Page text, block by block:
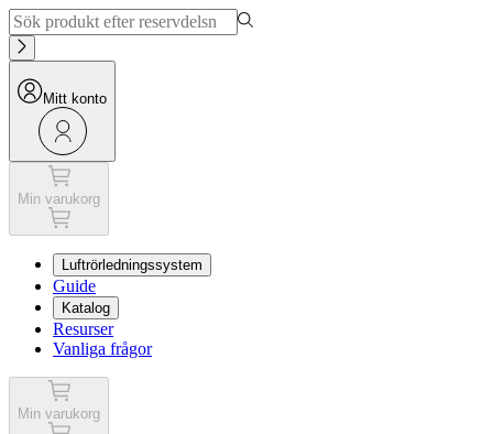
Mitt konto
Min varukorg
Luftrörledningssystem
Guide
Katalog
Resurser
Vanliga frågor
Min varukorg